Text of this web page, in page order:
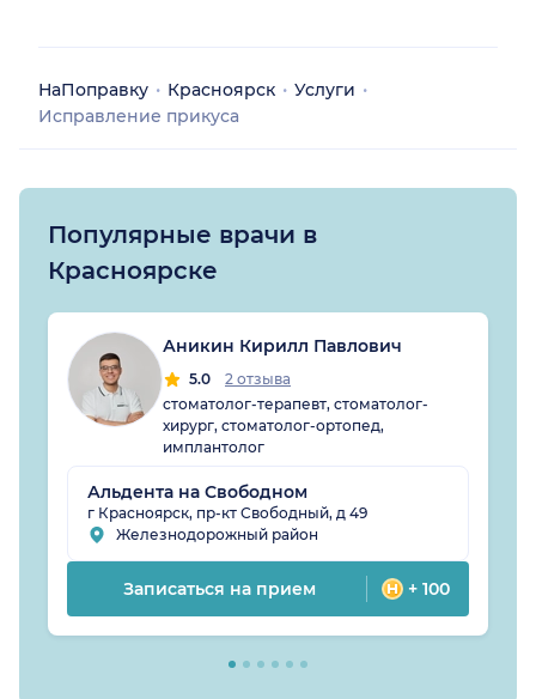
НаПоправку Красноярск
Услуги
Исправление прикуса
Популярные врачи в
Красноярске
Аникин Кирилл Павлович
5.0
2 отзыва
стоматолог-терапевт, стоматолог-
хирург, стоматолог-ортопед,
имплантолог
Альдента на Свободном
г Красноярск, пр-кт Свободный, д 49
Железнодорожный район
Записаться на прием + 100